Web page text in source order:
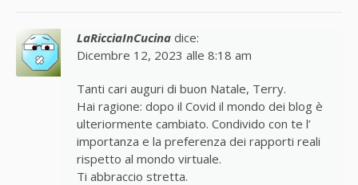
LaRicciaInCucina dice:
Dicembre 12, 2023 alle 8:18 am
Tanti cari auguri di buon Natale, Terry.
Hai ragione: dopo il Covid il mondo dei blog è
ulteriormente cambiato. Condivido con te l’
importanza e la preferenza dei rapporti reali
rispetto al mondo virtuale.
Ti abbraccio stretta.